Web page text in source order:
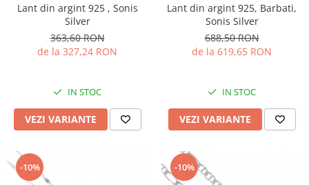
Lant din argint 925 , Sonis
Silver
363,60 RON
de la 327,24 RON
IN STOC
VEZI VARIANTE
Lant din argint 925, Barbati,
Sonis Silver
688,50 RON
de la 619,65 RON
IN STOC
VEZI VARIANTE
-10% -10%